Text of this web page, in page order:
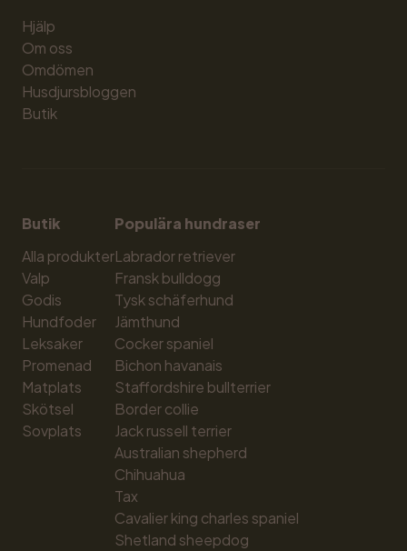
Hjälp
Om oss
Omdömen
Husdjursbloggen
Butik
Butik
Alla produkter
Valp
Godis
Hundfoder
Leksaker
Promenad
Matplats
Skötsel
Sovplats
Populära hundraser
Labrador retriever
Fransk bulldogg
Tysk schäferhund
Jämthund
Cocker spaniel
Bichon havanais
Staffordshire bullterrier
Border collie
Jack russell terrier
Australian shepherd
Chihuahua
Tax
Cavalier king charles spaniel
Shetland sheepdog